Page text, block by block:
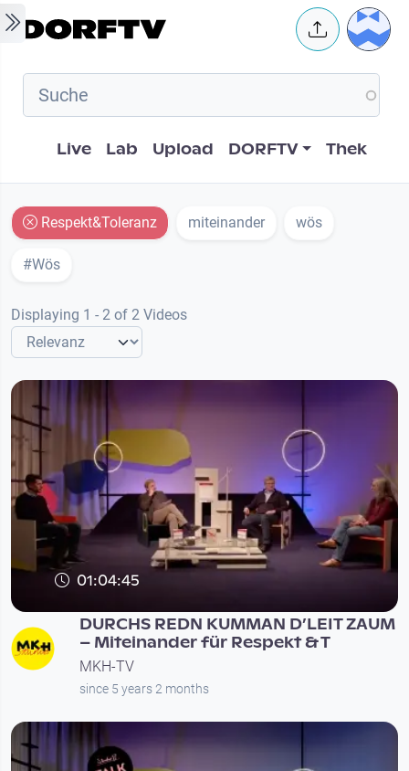
Skip to main content User
Hauptnavigation
Live Lab Upload DORFTV Thek
Respekt&Toleranz miteinander wös
#Wös
Displaying 1 - 2 of 2 Videos
01:04:45
DURCHS REDN KUMMAN D’LEIT ZAUM
– Miteinander für Respekt & T
MKH-TV
since 5 years 2 months